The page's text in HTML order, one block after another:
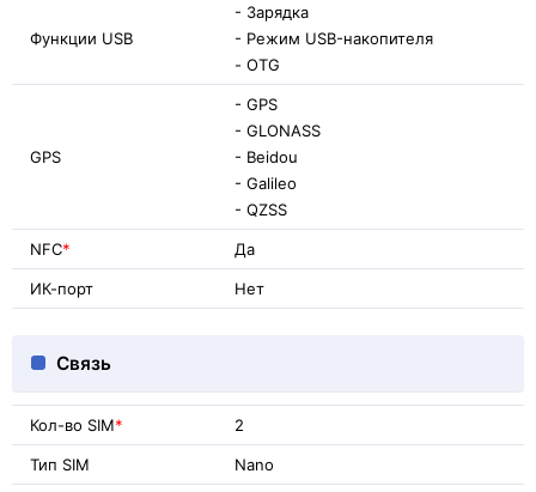
Функции USB
- Зарядка
- Режим USB-накопителя
- OTG
GPS
- GPS
- GLONASS
- Beidou
- Galileo
- QZSS
NFC* Да
ИК-порт Нет
Связь
Кол-во SIM* 2
Тип SIM Nano